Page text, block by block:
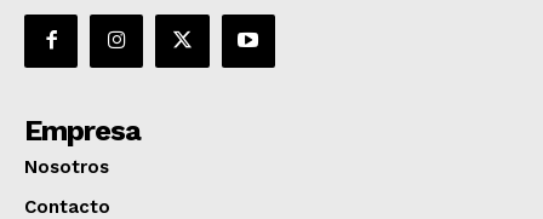
Empresa
Nosotros
Contacto